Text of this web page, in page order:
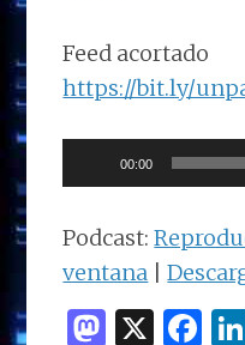
Feed acortado
https://bit.ly/
Reproductor
de
audio
00:00
Podcast:
ventana |
M X F